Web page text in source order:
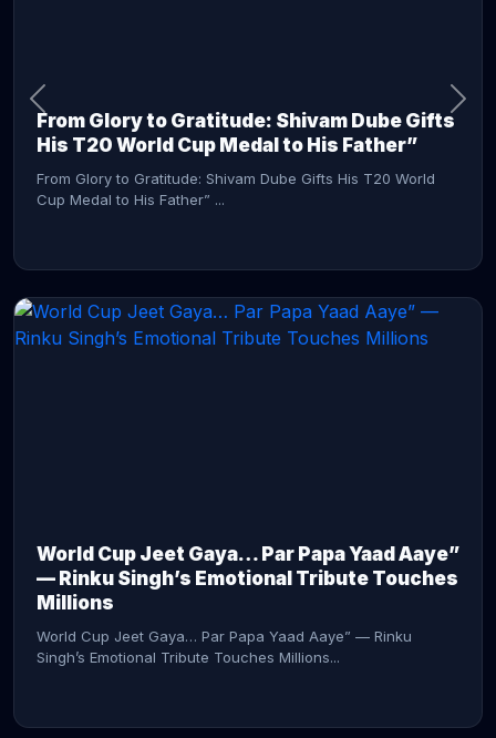
From Glory to Gratitude: Shivam Dube Gifts
His T20 World Cup Medal to His Father”
From Glory to Gratitude: Shivam Dube Gifts His T20 World
Cup Medal to His Father” ...
World Cup Jeet Gaya… Par Papa Yaad Aaye”
— Rinku Singh’s Emotional Tribute Touches
Millions
World Cup Jeet Gaya… Par Papa Yaad Aaye” — Rinku
Singh’s Emotional Tribute Touches Millions...